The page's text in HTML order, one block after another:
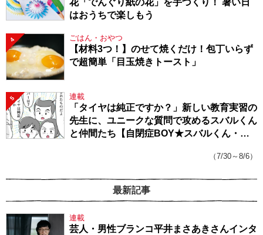
花「でんぐり紙の花」を手づくり！ 暑い日
はおうちで楽しもう
4 ごはん・おやつ
【材料3つ！】のせて焼くだけ！包丁いらず
で超簡単「目玉焼きトースト」
5 連載
「タイヤは純正ですか？」新しい教育実習の
先生に、ユニークな質問で攻めるスバルくん
と仲間たち【自閉症BOY★スバルくん・
（7/30～8/6）
最新記事
連載
芸人・男性ブランコ平井まさあきさんインタ